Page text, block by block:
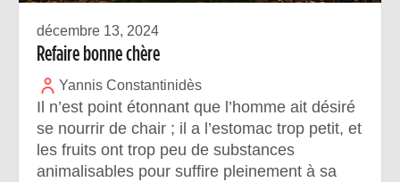
décembre 13, 2024
Refaire bonne chère
Yannis Constantinidès
Il n’est point étonnant que l’homme ait désiré
se nourrir de chair ; il a l’estomac trop petit, et
les fruits ont trop peu de substances
animalisables pour suffire pleinement à sa